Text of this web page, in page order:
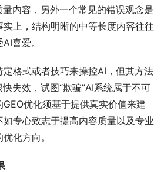
内容，另外一个常见的错误观念是
上，结构明晰的中等长度内容往往
喜爱。
格式或者技巧来操控AI，但其方法
失效，试图“欺骗”AI系统属于不可
优化须基于提供真实价值来建
专心致志于提高内容质量以及专业
化方向。